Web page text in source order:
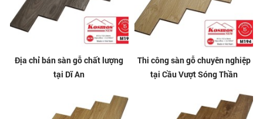
Địa chỉ bán sàn gỗ chất lượng
tại Dĩ An
Thi công sàn gỗ chuyên nghiệp
tại Cầu Vượt Sóng Thần